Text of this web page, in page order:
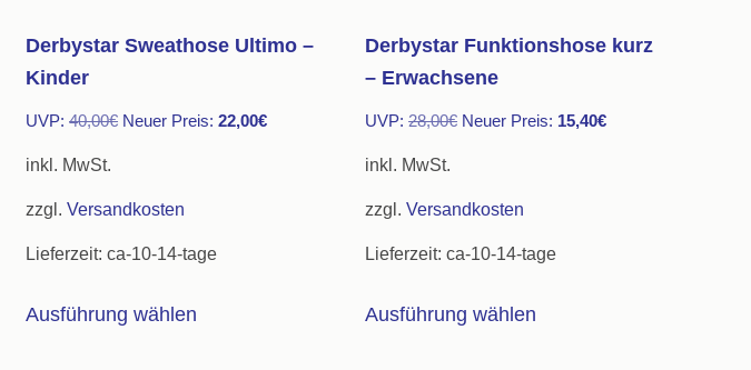
Derbystar Sweathose Ultimo –
Kinder
UVP: 40,00€ Ursprünglicher
40,00€
Neuer Preis: 22,00€Aktueller
inkl. MwSt.
zzgl.Versandkosten
Lieferzeit:ca-10-14-tage
Ausführung wählen
Derbystar Funktionshose kurz
– Erwachsene
UVP: 28,00€ Ursprünglicher
28,00€
Neuer Preis: 15,40€Aktueller
inkl. MwSt.
zzgl.Versandkosten
Lieferzeit:ca-10-14-tage
Ausführung wählen